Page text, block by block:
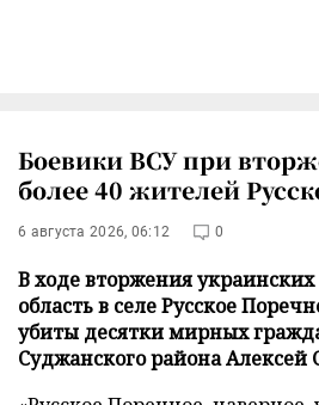
Боевики ВСУ при
более 40 жителей
6 августа 2026, 06:12 0
В ходе вторжения
область в селе Русское
убиты десятки мирных
Суджанского района Алексей